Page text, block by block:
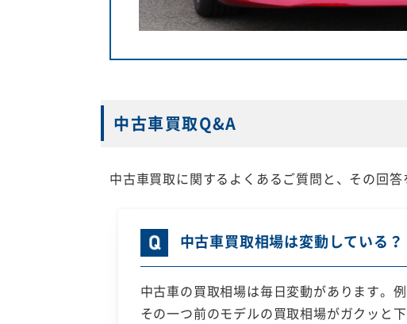
中古車買取Q&A
中古車買取に関するよくあるご質問と、その回答
中古車買取相場は変動している？
中古車の買取相場は毎日変動があります。
その一つ前のモデルの買取相場がガクッと